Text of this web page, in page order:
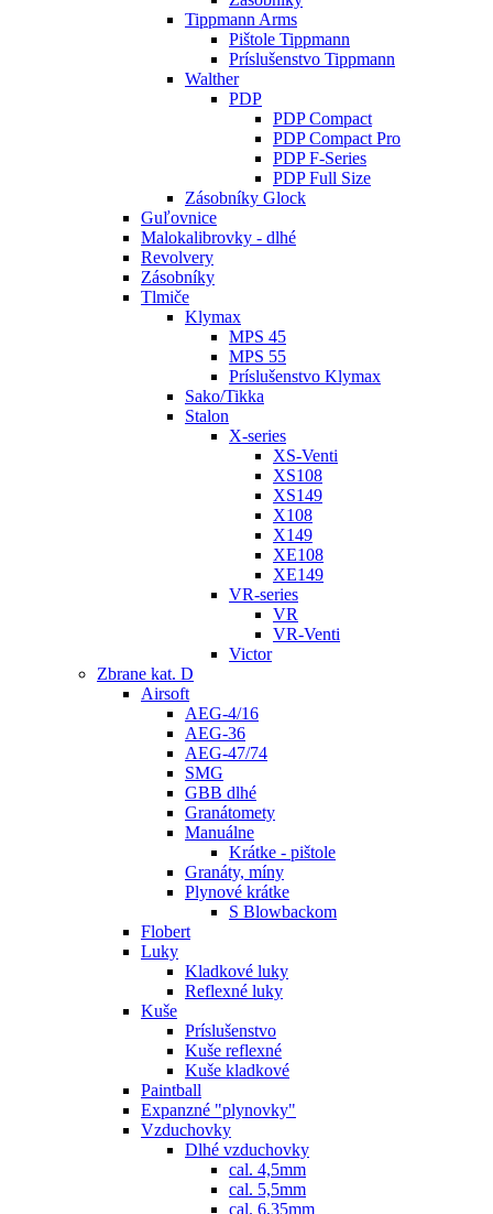
Tippmann Arms
Pištole Tippmann
Príslušenstvo Tippmann
Walther
PDP
PDP Compact
PDP Compact Pro
PDP F-Series
PDP Full Size
Zásobníky Glock
Guľovnice
Malokalibrovky - dlhé
Revolvery
Zásobníky
Tlmiče
Klymax
MPS 45
MPS 55
Príslušenstvo Klymax
Sako/Tikka
Stalon
X-series
XS-Venti
XS108
XS149
X108
X149
XE108
XE149
VR-series
VR
VR-Venti
Victor
Zbrane kat. D
Airsoft
AEG-4/16
AEG-36
AEG-47/74
SMG
GBB dlhé
Granátomety
Manuálne
Krátke - pištole
Granáty, míny
Plynové krátke
S Blowbackom
Flobert
Luky
Kladkové luky
Reflexné luky
Kuše
Príslušenstvo
Kuše reflexné
Kuše kladkové
Paintball
Expanzné "plynovky"
Vzduchovky
Dlhé vzduchovky
cal. 4,5mm
cal. 5,5mm
cal. 6,35mm